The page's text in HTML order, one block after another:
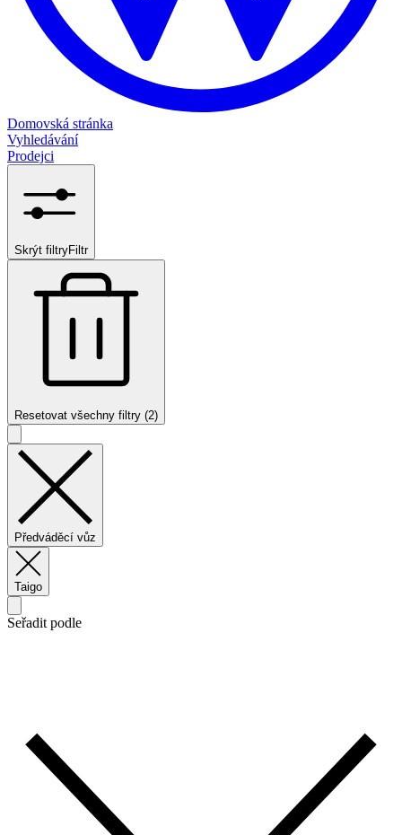
Domovská stránka
Vyhledávání
Prodejci
Skrýt filtryFiltr
Resetovat všechny filtry (2)
Předváděcí vůz
Taigo
Seřadit podle